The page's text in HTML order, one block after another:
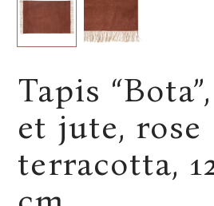
Tapis
et jute, rose
terracotta,